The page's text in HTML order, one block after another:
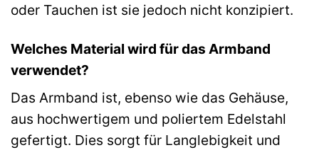
oder Tauchen ist sie jedoch nicht konzipiert.
Welches Material wird für das Armband
verwendet?
Das Armband ist, ebenso wie das Gehäuse,
aus hochwertigem und poliertem Edelstahl
gefertigt. Dies sorgt für Langlebigkeit und